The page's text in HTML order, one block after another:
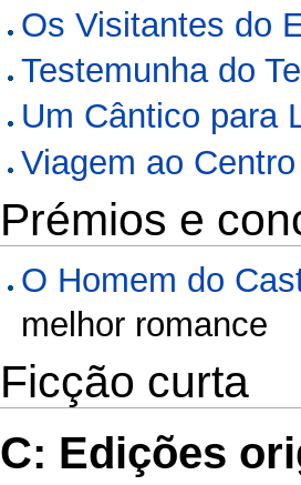
Os Visitantes do
Testemunha do
Um Cântico para
Viagem ao
Prémios e
O Homem do
melhor romance
Ficção curta
C: Edições